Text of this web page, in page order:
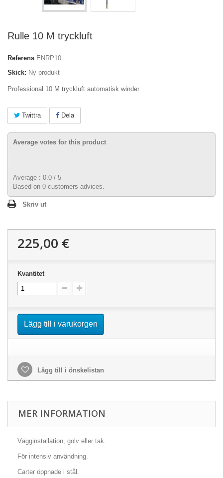
Rulle 10 M tryckluft
Referens ENRP10
Skick: Ny produkt
Professional 10 M tryckluft automatisk winder
Twittra Dela
Average votes for this product
Average : 0.0 / 5
Based on 0 customers advices.
Skriv ut
225,00 €
Kvantitet
Lägg till i varukorgen
Lägg till i önskelistan
MER INFORMATION
Vägginstallation, golv eller tak.
För intensiv användning.
Carter öppnade i stål.